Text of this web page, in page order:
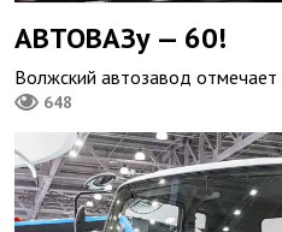
АВТОВАЗу — 60!
Волжский автозавод
648